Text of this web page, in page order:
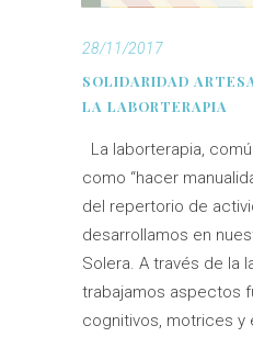
28/11/2017
SOLIDARIDAD
LA LABORTERAPIA
La laborterapia,
como “hacer
del repertorio de
desarrollamos en
Solera. A través de la
trabajamos aspectos
cognitivos, motrices y